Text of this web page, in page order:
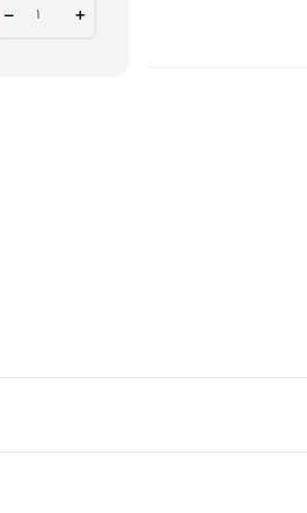
کیبورد
تسکو